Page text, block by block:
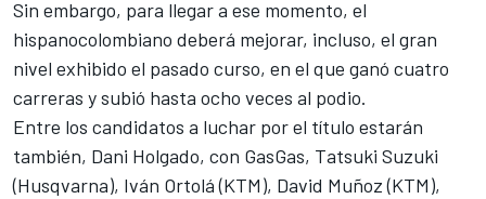
Sin embargo, para llegar a ese momento, el
hispanocolombiano deberá mejorar, incluso, el gran
nivel exhibido el pasado curso, en el que ganó cuatro
carreras y subió hasta ocho veces al podio.
Entre los candidatos a luchar por el título estarán
también, Dani Holgado, con GasGas, Tatsuki Suzuki
(Husqvarna), Iván Ortolá (KTM), David Muñoz (KTM),